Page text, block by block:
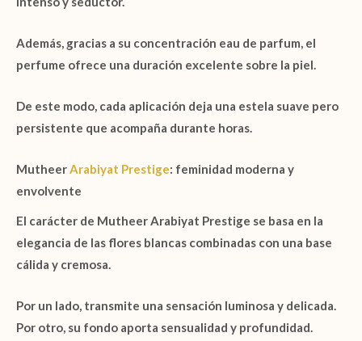
Además, gracias a su concentración eau de parfum, el
perfume ofrece una duración excelente sobre la piel.
De este modo, cada aplicación deja una estela suave pero
persistente que acompaña durante horas.
MutheerArabiyat Prestige: feminidad moderna y
envolvente
El carácter de Mutheer Arabiyat Prestige se basa en la
elegancia de las flores blancas combinadas con una base
cálida y cremosa.
Por un lado, transmite una sensación luminosa y delicada.
Por otro, su fondo aporta sensualidad y profundidad.